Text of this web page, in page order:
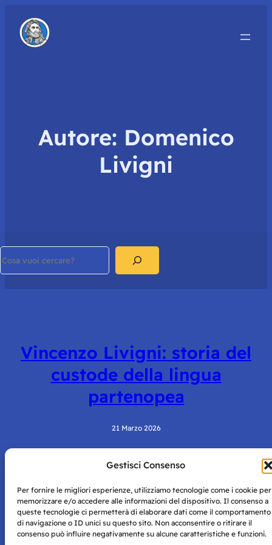
Gestisci Consenso
Per fornire le migliori esperienze, utilizziamo tecnologie come i cookie per
memorizzare e/o accedere alle informazioni del dispositivo. Il consenso a
queste tecnologie ci permetterà di elaborare dati come il comportamento
di navigazione o ID unici su questo sito. Non acconsentire o ritirare il
consenso può influire negativamente su alcune caratteristiche e funzioni.
Autore: Domenico
Livigni
Vincenzo Livigni: storia del
custode della lingua
partenopea
21 Marzo 2026